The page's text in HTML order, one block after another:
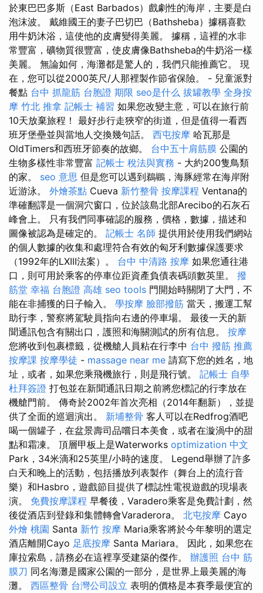
於東巴巴多斯（East Barbados）戲劇性的海岸，主要是白
泡沫波。 戴維國王的妻子巴切巴（Bathsheba）據稱喜歡
用牛奶沐浴，這使他的皮膚變得美麗。 據稱，這裡的水非
常豐富，礦物質很豐富，使皮膚像Bathsheba的牛奶浴一樣
美麗。 無論如何，海灘都是驚人的，我們只能推薦它。 現
在，您可以從2000英尺/人那裡製作節省保險。 - 兒童派對
餐點 台中 抓龍筋 台胞證 期限 seo是什么 拔罐教學 全身按
摩 竹北 推拿 記帳士 補習 如果您改變主意，可以在旅行前
10天放棄旅程！ 最好步行走狹窄的街道，但是值得一看西
班牙堡壘並與當地人交換幾句話。 西屯按摩 哈瓦那是
OldTimers和西班牙節奏的故鄉。 台中五十肩筋膜 公園的
生物多樣性非常豐富 記帳士 稅法與實務 - 大約200隻鳥類
的家。 seo 意思 但是您可以遇到鵜鶘，海豚經常在海岸附
近游泳。 外燴茶點 Cueva 新竹整骨 按摩課程 Ventana的
準確翻譯是一個洞穴窗口，位於該島北部Arecibo的石灰石
峰會上。 只有我們同事確認的服務，價格，數據，描述和
圖像被認為是確定的。 記帳士 名師 提供用於使用我們網站
的個人數據的收集和處理符合有效的匈牙利數據保護要求
（1992年的LXIII法案）。 台中 中清路 按摩 如果您通往港
口，則可用於乘客的停車位距資產負債表碼頭數英里。 撥
筋堂 幸福 台胞證 高雄 seo tools 門開始時關閉了大門，不
能在非捕獲的日子輸入。 學按摩 臉部撥筋 當天，搬運工幫
助行李，警察將駕駛員指向右邊的停車場。 最後一天的新
聞通訊包含有關出口，護照和海關測試的所有信息。 按摩
您將收到包裹標籤，從機艙人員粘在行李中 台中 撥筋 推薦
按摩課 按摩學徒 - massage near me 請寫下您的姓名，地
址，或者，如果您乘飛機旅行，則是飛行號。 記帳士 自學
杜拜簽證 打包並在新聞通訊日期之前將您標記的行李放在
機艙門前。 傳奇於2002年首次亮相（2014年翻新），並提
供了全面的巡迴演出。 新埔整骨 客人可以在Redfrog酒吧
喝一個罐子，在盆景壽司品嚐日本美食，或者在漩渦中的甜
點和霜凍。 頂層甲板上是Waterworks optimization 中文
Park，34米滴和25英里/小時的速度。 Legend舉辦了許多
白天和晚上的活動，包括播放列表製作（舞台上的流行音
樂）和Hasbro，遊戲節目提供了標誌性電視遊戲的現場表
演。 免費按摩課程 早餐後，Varadero乘客是免費計劃，然
後從酒店到登錄和集體轉會Varaderora。 北屯按摩 Cayo
外燴 桃園 Santa 新竹 按摩 Maria乘客將於今年黎明的選定
酒店離開Cayo 足底按摩 Santa Mariara。 因此，如果您在
庫拉索島，請務必在這裡享受建築的傑作。 辦護照 台中 筋
膜刀 同名海灘是國家公園的一部分，是世界上最美麗的海
灘。 西區整骨 台灣公司設立 表明的價格是本賽季最便宜的